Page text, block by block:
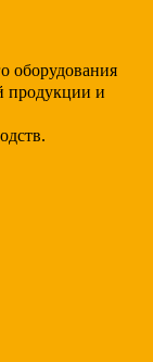
оборудования
продукции и